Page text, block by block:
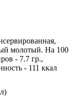
молотый. На 100
- 7.7 гр.,
- 111 ккал